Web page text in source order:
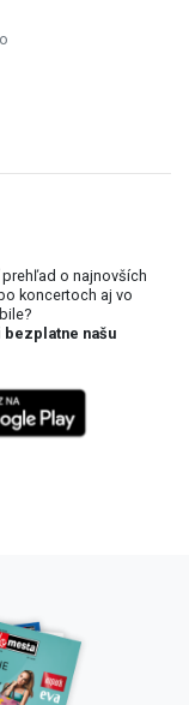
o najnovších
koncertoch aj vo
bezplatne našu